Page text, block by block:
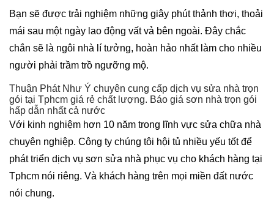
Bạn sẽ được trải nghiệm những giây phút thảnh thơi, thoải
mái sau một ngày lao động vất vả bên ngoài. Đây chắc
chắn sẽ là ngôi nhà lí tưởng, hoàn hảo nhất làm cho nhiều
người phải trầm trồ ngưỡng mộ.
Thuận Phát Như Ý chuyên cung cấp dịch vụ sửa nhà trọn
gói tại Tphcm giá rẻ chất lượng. Báo giá sơn nhà trọn gói
hấp dẫn nhất cả nước
Với kinh nghiệm hơn 10 năm trong lĩnh vực sửa chữa nhà
chuyên nghiệp. Công ty chúng tôi hội tủ nhiều yếu tốt để
phát triển dịch vụ sơn sửa nhà phục vụ cho khách hàng tại
Tphcm nói riêng. Và khách hàng trên mọi miền đất nước
nói chung.